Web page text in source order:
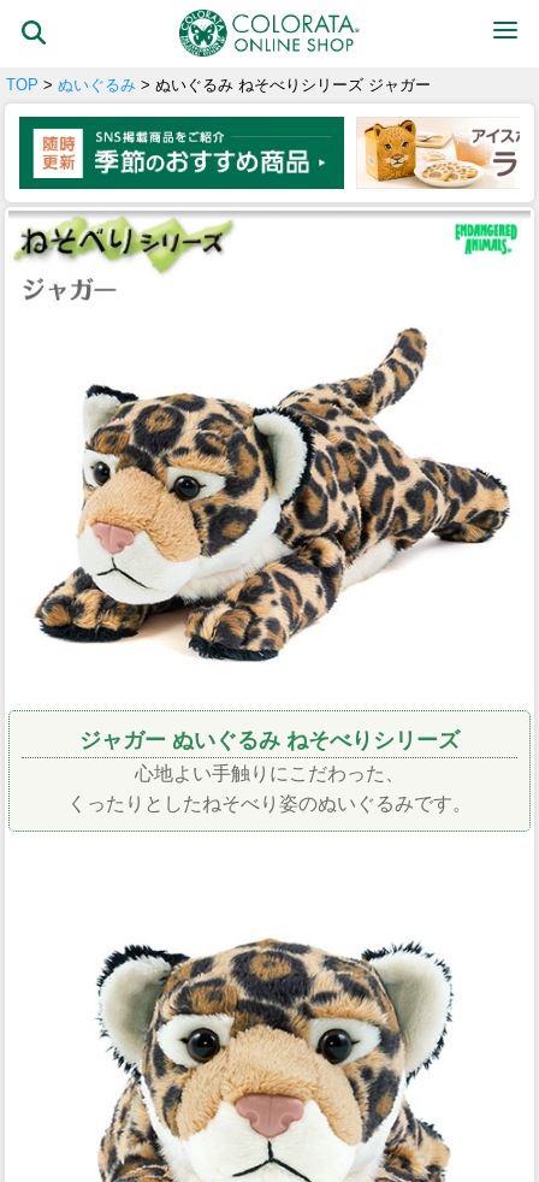
TOP > ぬいぐるみ > ぬいぐるみ ねそべりシリーズ ジャガー
ジャガー ぬいぐるみ ねそべりシリーズ
心地よい手触りにこだわった、
くったりとしたねそべり姿のぬいぐるみです。